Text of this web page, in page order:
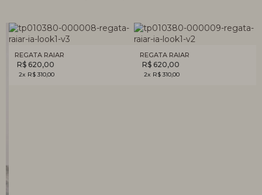
REGATA RAIAR
R$ 620,00
2x R$ 310,00
REGATA RAIAR
R$ 620,00
2x R$ 310,00